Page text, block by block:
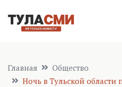
Главная
Общество
Ночь в Тульской